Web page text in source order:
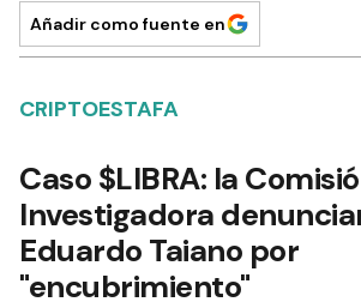
Añadir como fuente en
CRIPTOESTAFA
Caso $LIBRA: la
Investigadora
Eduardo Taiano por
"encubrimiento"